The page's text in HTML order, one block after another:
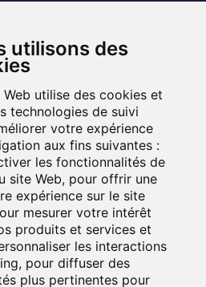
utilisons des
Web utilise des cookies et
technologies de suivi
votre expérience
aux fins suivantes :
les fonctionnalités de
site Web, pour offrir une
expérience sur le site
mesurer votre intérêt
produits et services et
les interactions
, pour diffuser des
plus pertinentes pour